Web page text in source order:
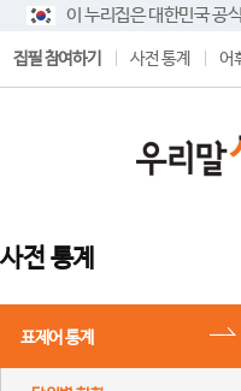
이 누리집은 대한민국 공
집필 참여하기 사전 통계 어
사전 통계
표제어 통계